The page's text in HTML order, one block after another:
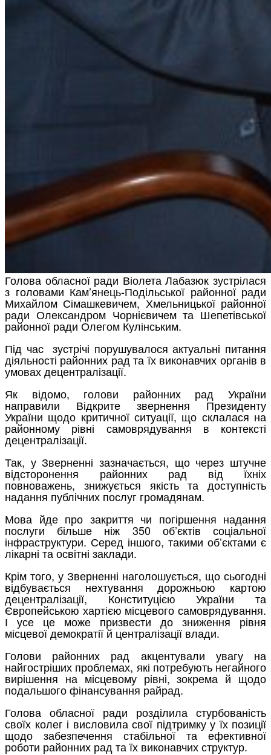
Голова обласної ради Віолета Лабазюк зустрілася
з головами Кам’янець-Подільської районної ради
Михайлом Сімашкевичем, Хмельницької районної
ради Олександром Чорнієвичем та Шепетівської
районної ради Олегом Кулінським.
Під час зустрічі порушувалося актуальні питання
діяльності районних рад та їх виконавчих органів в
умовах децентралізації.
Як відомо, голови районних рад України
направили Відкрите звернення Президенту
України щодо критичної ситуації, що склалася на
районному рівні самоврядування в контексті
децентралізації.
Так, у Зверненні зазначається, що через штучне
відсторонення районних рад від їхніх
повноважень, знижується якість та доступність
надання публічних послуг громадянам.
Мова йде про закриття чи погіршення надання
послуги більше ніж 350 об’єктів соціальної
інфраструктури. Серед іншого, такими об’єктами є
лікарні та освітні заклади.
Крім того, у Зверненні наголошується, що сьогодні
відбувається нехтування дорожньою картою
децентралізації, Конституцією України та
Європейською хартією місцевого самоврядування.
І усе це може призвести до зниження рівня
місцевої демократії й централізації влади.
Голови районних рад акцентували увагу на
найгостріших проблемах, які потребують негайного
вирішення на місцевому рівні, зокрема й щодо
подальшого фінансування райрад.
Голова обласної ради розділила стурбованість
своїх колег і висловила свої підтримку у їх позиції
щодо забезпечення стабільної та ефективної
роботи районних рад та їх виконавчих структур.